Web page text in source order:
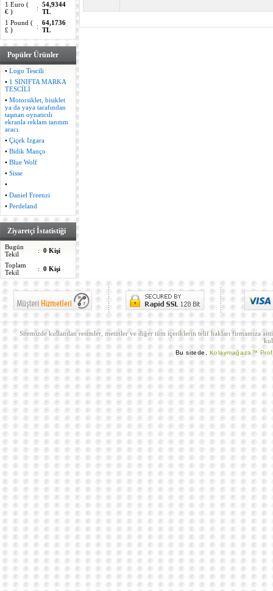
1 Euro (
€ )
: 54,9344
TL
1 Pound (
£ )
: 64,1736
TL
Popüler Ürünler
• Logo Tescili
• 1 SINIFTA MARKA
TESCİLİ
• Motorsiklet, bisiklet
ya da yaya tarafından
taşınan oynatıcılı
ekranla reklam tanıtım
aracı.
• Çiçek Izgara
• Bidik Manço
• Blue Wolf
• Sisse
•
• Daniel Freenzi
• Perdeland
Ziyaretçi İstatistiği
Bugün
Tekil
: 0 Kişi
Toplam
Tekil
: 0 Kişi
Sitemizde kullanılan resimler, metinler ve diğer tüm içeriklerin telif hakları firmamıza
Bu sitede, Kolaymağaza™